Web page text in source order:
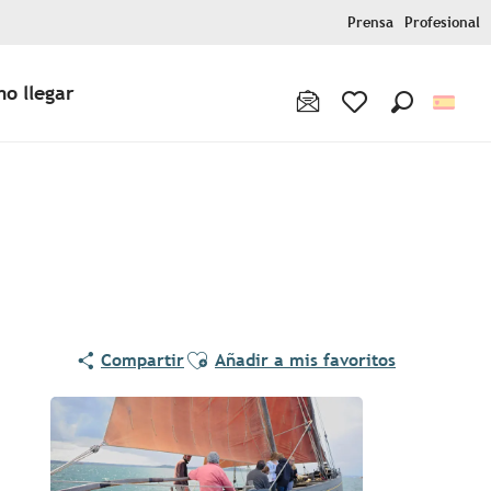
Prensa Profesional
llegar
CompartirAjouter aux favoris
Añadir a mis favoritos